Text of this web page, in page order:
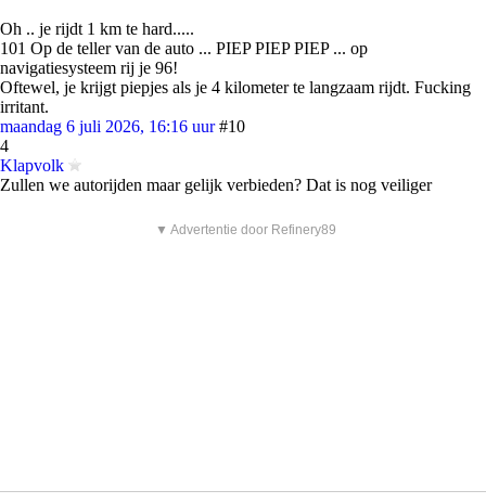
Oh .. je rijdt 1 km te hard.....
101 Op de teller van de auto ... PIEP PIEP PIEP ... op
navigatiesysteem rij je 96!
Oftewel, je krijgt piepjes als je 4 kilometer te langzaam rijdt. Fucking
irritant.
maandag 6 juli 2026, 16:16 uur #10
4
Klapvolk
Zullen we autorijden maar gelijk verbieden? Dat is nog veiliger
▼ Advertentie door Refinery89